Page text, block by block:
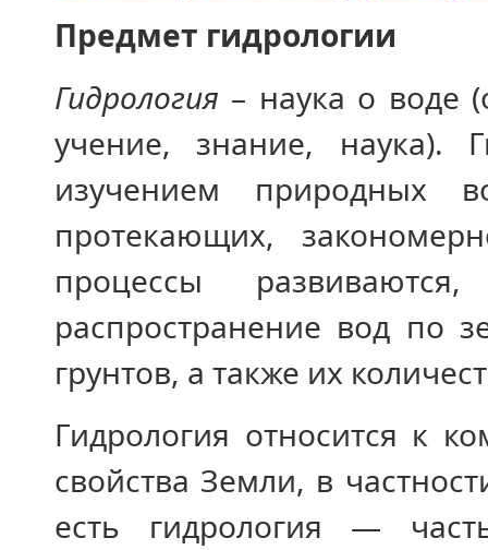
Предмет гидрологии
Гидрология – наука о воде
учение, знание, наука).
изучением природных
протекающих,
процессы
распространение вод по
грунтов, а также их
Гидрология относится к
свойства Земли, в
есть гидрология —